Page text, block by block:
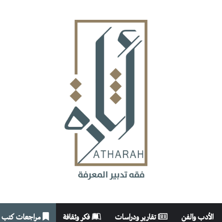
الأدب والفن تقارير ودراسات فكر وثقافة مراجعات كتب